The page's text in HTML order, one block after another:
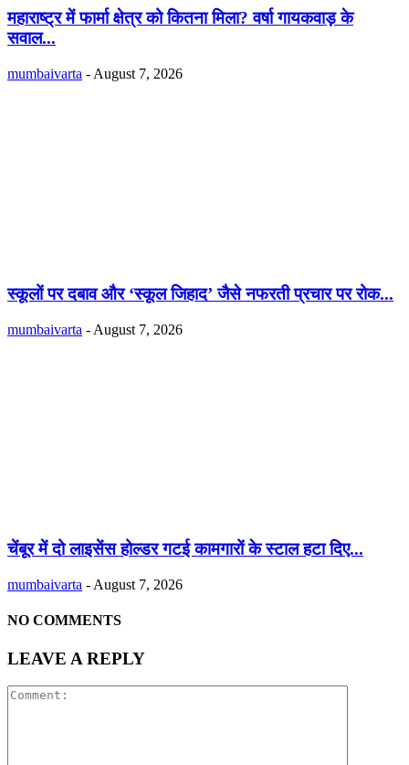
महाराष्ट्र में फार्मा क्षेत्र को कितना मिला? वर्षा गायकवाड़ के
सवाल...
mumbaivarta - August 7, 2026
स्कूलों पर दबाव और ‘स्कूल जिहाद’ जैसे नफरती प्रचार पर रोक...
mumbaivarta - August 7, 2026
चेंबूर में दो लाइसेंस होल्डर गटई कामगारों के स्टाल हटा दिए...
mumbaivarta - August 7, 2026
NO COMMENTS
LEAVE A REPLY